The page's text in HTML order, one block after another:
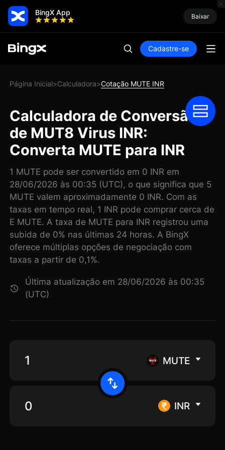
BingX App Baixar
Cadastre-se
Página Inicial>Calculadora>Cotação MUTE INR
Calculadora de Conversão
de MUT8 Virus INR:
Converta MUTE para INR
1 MUTE pode ser convertido em 0 INR em
28/06/2026 às 00:35 (UTC), o que significa que 5
MUTE valem aproximadamente 0 INR. Com as
taxas em tempo real, 1 INR pode comprar cerca de
E MUTE. A taxa de MUTE para INR registrou uma
subida de 0% nas últimas 24 horas. A BingX
oferece múltiplas opções de negociação com
taxas a partir de 0,1%.
Última atualização em 28/06/2026 às 00:35
(UTC)
MUTE
INR